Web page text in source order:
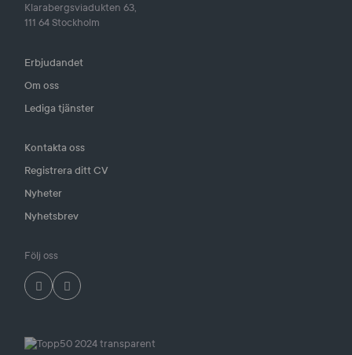
Klarabergsviadukten 63,
111 64 Stockholm
Erbjudandet
Om oss
Lediga tjänster
Kontakta oss
Registrera ditt CV
Nyheter
Nyhetsbrev
Följ oss